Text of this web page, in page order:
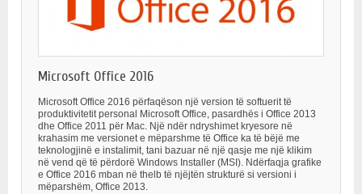
Microsoft Office 2016
Microsoft Office 2016 përfaqëson një version të softuerit të
produktivitetit personal Microsoft Office, pasardhës i Office 2013
dhe Office 2011 për Mac. Një ndër ndryshimet kryesore në
krahasim me versionet e mëparshme të Office ka të bëjë me
teknologjinë e instalimit, tani bazuar në një qasje me një klikim
në vend që të përdorë Windows Installer (MSI). Ndërfaqja grafike
e Office 2016 mban në thelb të njëjtën strukturë si versioni i
mëparshëm, Office 2013.